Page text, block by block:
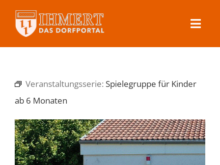
Veranstaltungen
Kontakt
Veranstaltungsserie: Spielegruppe für Kinder
ab 6 Monaten